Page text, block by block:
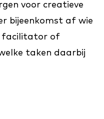
voor creatieve
bijeenkomst af wie
facilitator of
taken daarbij